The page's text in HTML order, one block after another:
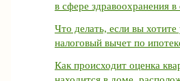
в сфере здравоохранения в
Что делать, если вы хотите
налоговый вычет по
Как происходит оценка